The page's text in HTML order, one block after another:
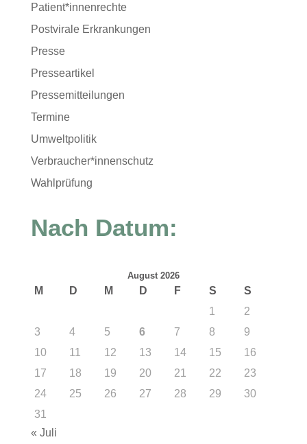
Patient*innenrechte
Postvirale Erkrankungen
Presse
Presseartikel
Pressemitteilungen
Termine
Umweltpolitik
Verbraucher*innenschutz
Wahlprüfung
Nach Datum:
August 2026
M D M D F S
S
1
2
3
4 5 6 7 8
9
10
11 12 13 14 15
16
17
18 19 20 21 22
23
24
25 26 27 28 29
30
31
« Juli